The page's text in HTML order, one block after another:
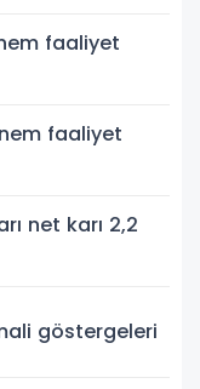
faaliyet
faaliyet
net karı 2,2
göstergeleri